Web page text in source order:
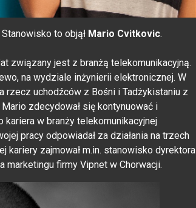
to objął Mario Cvitkovic.
związany jest z branżą telekomunikacyjną.
na wydziale inżynierii elektronicznej. W
rzecz uchodźców z Bośni i Tadżykistaniu z
zdecydował się kontynuować i
w branży telekomunikacyjnej
pracy odpowiadał za działania na trzech
kariery zajmował m.in. stanowisko dyrektora
firmy Vipnet w Chorwacji.